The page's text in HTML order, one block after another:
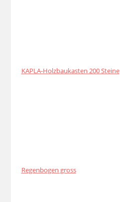
KAPLA-Holzbaukasten 200 Steine
Regenbogen gross